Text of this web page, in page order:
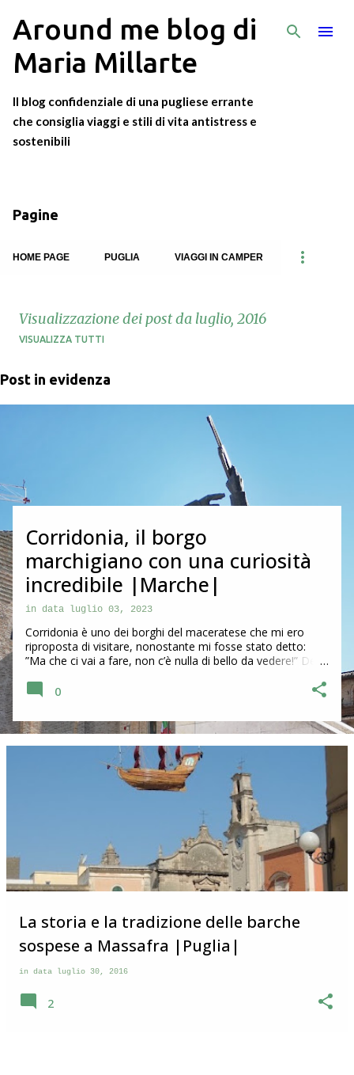
Passa ai contenuti principali
Around me blog di
Maria Millarte
Il blog confidenziale di una pugliese errante
che consiglia viaggi e stili di vita antistress e
sostenibili
Pagine
HOME PAGE PUGLIA VIAGGI IN CAMPER
Visualizzazione dei post da luglio, 2016
VISUALIZZA TUTTI
Post in evidenza
Corridonia, il borgo
marchigiano con una curiosità
incredibile |Marche|
in data luglio 03, 2023
Corridonia è uno dei borghi del maceratese che mi ero
riproposta di visitare, nonostante mi fosse stato detto:
”Ma che ci vai a fare, non c’è nulla di bello da vedere!” Devo
e quindi ha prevalso più di prima la curiosità di andare a
in questo post vi racconto la particolarità di Corridonia che
stupisce e che ha rappresentato per me la vera scoperta di
questo paese. Visita a Corridonia Corridonia si trova nelle
Marche in provincia di Macerata . Il borgo si incontra dopo
pochi chilometri, sulla sinistra, quando si percorre la Val di
Chienti che da Civitanova Marche va verso i Monti Sibillini.
Da lontano si può vedere il suo profilo con il campanile che
svetta al centro di una serie di case che si estendono su
un’altura. Dopo aver visitato parecchi borghi nel
maceratese che grosso modo si somigliano immaginavo
che anche Corridonia avesse il bel ce...
0
La storia e la tradizione delle barche
sospese a Massafra |Puglia|
in data luglio 30, 2016
2